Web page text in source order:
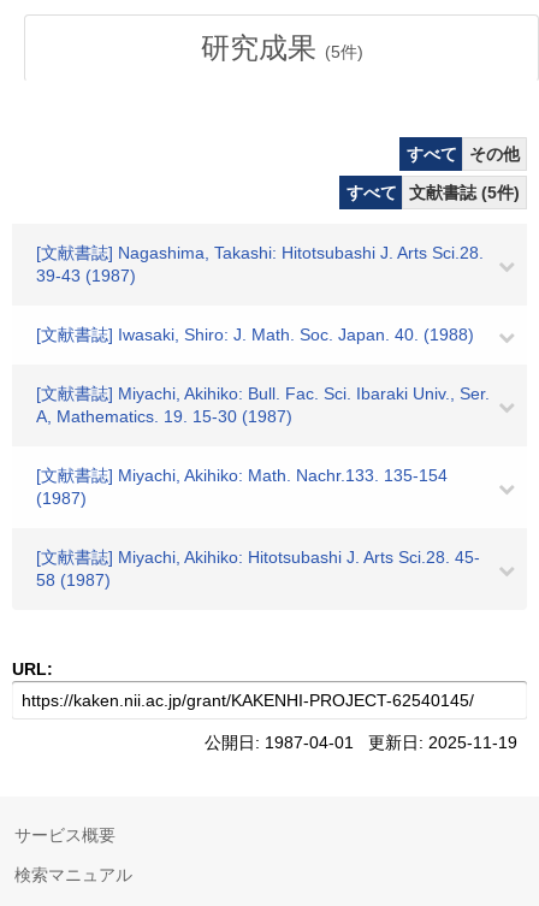
研究成果 (5件)
すべて
その他
すべて
文献書誌 (5件)
[文献書誌] Nagashima, Takashi: Hitotsubashi J. Arts Sci.28.
39-43 (1987)
[文献書誌] Iwasaki, Shiro: J. Math. Soc. Japan. 40. (1988)
[文献書誌] Miyachi, Akihiko: Bull. Fac. Sci. Ibaraki Univ., Ser.
A, Mathematics. 19. 15-30 (1987)
[文献書誌] Miyachi, Akihiko: Math. Nachr.133. 135-154
(1987)
[文献書誌] Miyachi, Akihiko: Hitotsubashi J. Arts Sci.28. 45-
58 (1987)
URL:
公開日: 1987-04-01 更新日: 2025-11-19
サービス概要
検索マニュアル